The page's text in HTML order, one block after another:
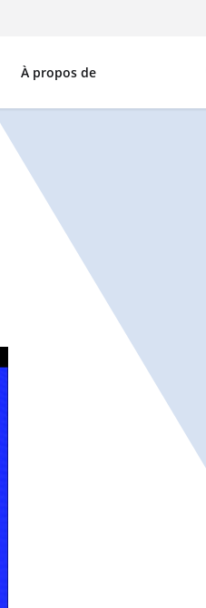
À propos de